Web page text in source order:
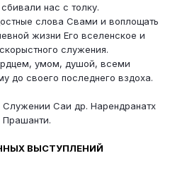
нас с толку.
слова Свами и воплощать
жизни Его вселенское и
служения.
умом, душой, всеми
до своего последнего вздоха.
Саи др. Нарендранатх
Прашанти.
ВЫСТУПЛЕНИЙ